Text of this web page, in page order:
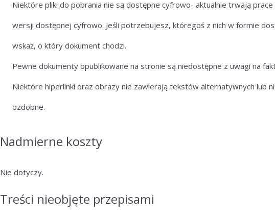
Niektóre pliki do pobrania nie są dostępne cyfrowo- aktualnie trwają
wersji dostępnej cyfrowo. Jeśli potrzebujesz, któregoś z nich w formie
wskaż, o który dokument chodzi.
Pewne dokumenty opublikowane na stronie są niedostępne z uwagi na
Niektóre hiperlinki oraz obrazy nie zawierają tekstów alternatywnych lub
ozdobne.
Nadmierne koszty
Nie dotyczy.
Treści nieobjęte przepisami